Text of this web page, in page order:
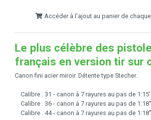
Accéder à l'ajout au panier de
Le plus célèbre des
français en version tir sur
Canon fini acier miroir. Détente type Stecher.
Calibre . 31 - canon à 7 rayures au pas de
Calibre . 36 - canon à 7 rayures au pas de
Calibre . 44 - canon à 7 rayures au pas de